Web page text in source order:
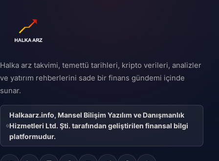
Halka arz takvimi, temettü tarihleri, kripto verileri, analizler
ve yatırım rehberlerini sade bir finans gündemi içinde
sunar.
Halkaarz.info, Mansel Bilişim Yazılım ve Danışmanlık
Hizmetleri Ltd. Şti. tarafından geliştirilen finansal bilgi
platformudur.